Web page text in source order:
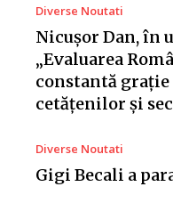
Diverse Noutati
Nicușor Dan, în
„Evaluarea
constantă
cetățenilor și
Diverse Noutati
Gigi Becali a